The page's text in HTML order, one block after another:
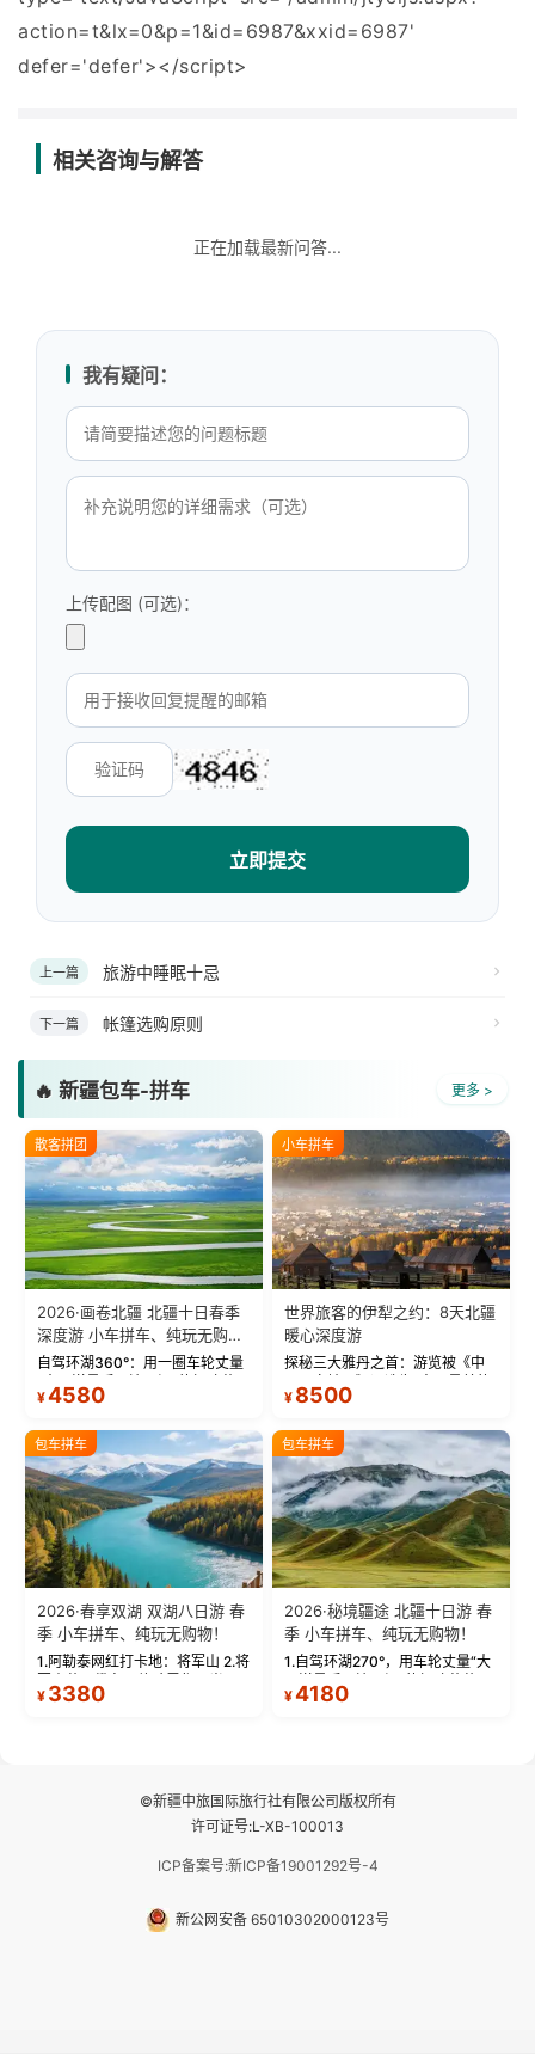
action=t&lx=0&p=1&id=6987&xxid=6987'
defer='defer'></script>
相关咨询与解答
正在加载最新问答...
我有疑问：
上传配图 (可选)：
立即提交
上一篇 旅游中睡眠十忌
下一篇 帐篷选购原则
🔥 新疆包车-拼车 更多 >
散客拼团
2026·画卷北疆 北疆十日春季
深度游 小车拼车、纯玩无购
物！
自驾环湖360°：用一圈车轮丈量
蓝。 赛湖旅拍：甄选多款风格服
绝美瞬间。 赛湖坦克300跟车视
频：专业摄影师...
¥4580
小车拼车
世界旅客的伊犁之约：8天北疆
暖心深度游
探秘三大雅丹之首：游览被《中
三大雅丹”第一名的克拉玛依魔鬼
瓦人最大村落——禾木村，欣赏
晨雾与小木...
¥ 8500
包车拼车
2026·春享双湖 双湖八日游 春
季 小车拼车、纯玩无购物！
1.阿勒泰网红打卡地：将军山 2.将
军山落日缆车，体验雪都风光 3.
将军山，夕阳派对，蹦迪party 4.
¥ 3380
包车拼车
2026·秘境疆途 北疆十日游 春
季 小车拼车、纯玩无购物！
1.自驾环湖270°，用车轮丈量“大
西洋最后一滴眼泪”的极致蔚蓝，
让雪山、花海与深邃湖水在转弯
¥4180
©新疆中旅国际旅行社有限公司版权所有
许可证号:L-XB-100013
ICP备案号:新ICP备19001292号-4
新公网安备 65010302000123号